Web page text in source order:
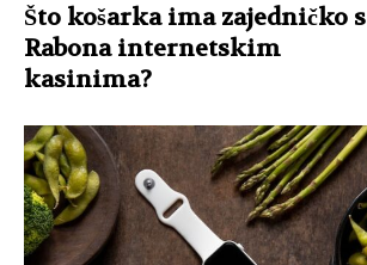
Što košarka ima zajedničko s
Rabona internetskim
kasinima?